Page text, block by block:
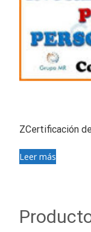
ZCertificación
Leer más